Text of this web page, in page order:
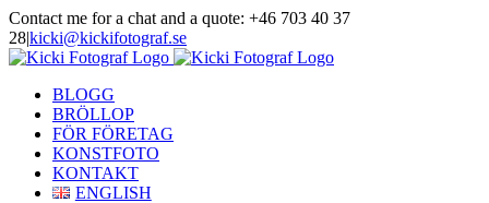
Skip
to
content
Contact me for a chat and a quote: +46 703 40 37
28|kicki@kickifotograf.se
Instagram
Facebook
BLOGG
BRÖLLOP
FÖR FÖRETAG
KONSTFOTO
KONTAKT
ENGLISH